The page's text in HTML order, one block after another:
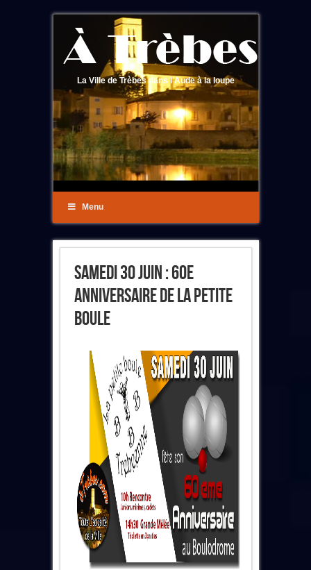
La Ville de Trèbes dans l'Aude à la loupe
Menu
Samedi 30 Juin : 60e
Anniversaire De La Petite
Boule